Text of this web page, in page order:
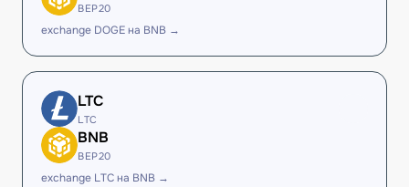
BEP20
exchange DOGE на BNB →
LTC
LTC
BNB
BEP20
exchange LTC на BNB →